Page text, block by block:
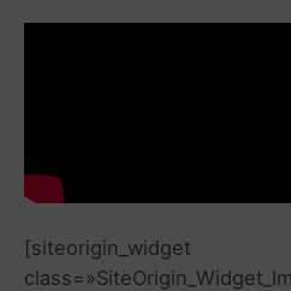
[siteorigin_widget